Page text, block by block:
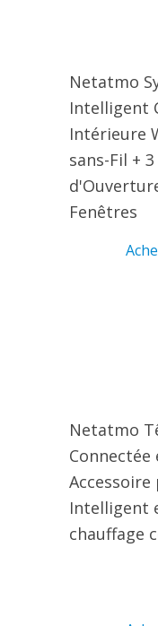
Netatmo
Intelligent
Intérieure
sans-Fil +
Fenêtres
Netatmo
Intelligent
chauffage